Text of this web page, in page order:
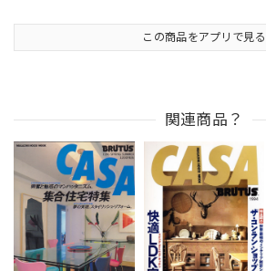
この商品をアプリで見る
関連商品？